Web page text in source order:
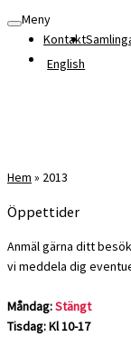
Meny
Kontakt
English
Hem » 2013
Öppettider
Anmäl gärna ditt
vi meddela dig
Måndag:Stängt
Tisdag: Kl 10-17